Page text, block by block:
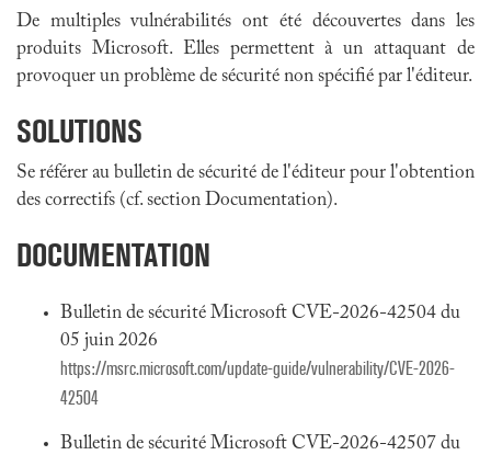
De multiples vulnérabilités ont été découvertes dans les
produits Microsoft. Elles permettent à un attaquant de
provoquer un problème de sécurité non spécifié par l'éditeur.
SOLUTIONS
Se référer au bulletin de sécurité de l'éditeur pour l'obtention
des correctifs (cf. section Documentation).
DOCUMENTATION
Bulletin de sécurité Microsoft CVE-2026-42504 du
05 juin 2026
https://msrc.microsoft.com/update-guide/vulnerability/CVE-2026-
42504
Bulletin de sécurité Microsoft CVE-2026-42507 du